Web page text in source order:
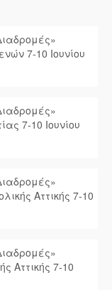
7-10 Ιουνίου
7-10 Ιουνίου
Αττικής 7-10
Αττικής 7-10